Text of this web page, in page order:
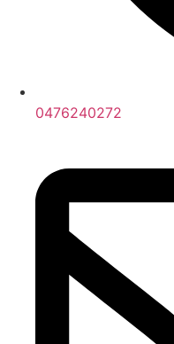
0476240272